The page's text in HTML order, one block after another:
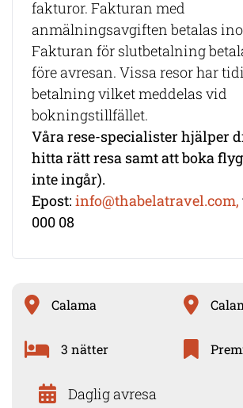
fakturor. Fakturan med
anmälningsavgiften betalas
Fakturan för slutbetalning
före avresan. Vissa resor har
betalning vilket meddelas vid
bokningstillfället.
Våra rese-specialister hjälper
hitta rätt resa samt att boka
inte ingår).
Epost: info@thabelatravel.com,
000 08
Calama
3 nätter
Daglig avresa